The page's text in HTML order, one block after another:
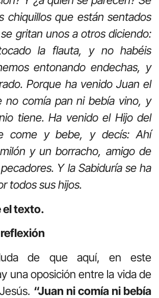
chiquillos que están sentados
gritan unos a otros diciendo:
la flauta, y no habéis
entonando endechas, y
Porque ha venido Juan el
no comía pan ni bebía vino, y
tiene. Ha venido el Hijo del
come y bebe, y decís: Ahí
y un borracho, amigo de
Y la Sabiduría se ha
todos sus hijos.
el texto.
de que aquí, en este
una oposición entre la vida de
“Juan ni comía ni bebía